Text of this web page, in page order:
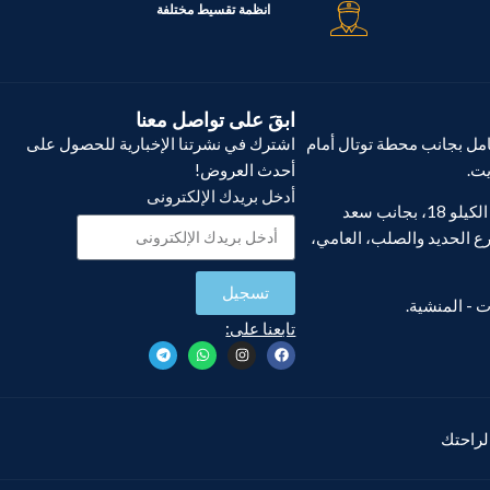
انظمة تقسيط مختلفة
بجانب محطة توتال أمام
فرع أبو يوسف، الكيلو 18، بجانب سعد
الحديد والصلب، العامي،
ابقَ على تواصل معنا
اشترك في نشرتنا الإخبارية للحصول على
أحدث العروض!
أدخل بريدك الإلكترونى
تسجيل
تابعنا على: